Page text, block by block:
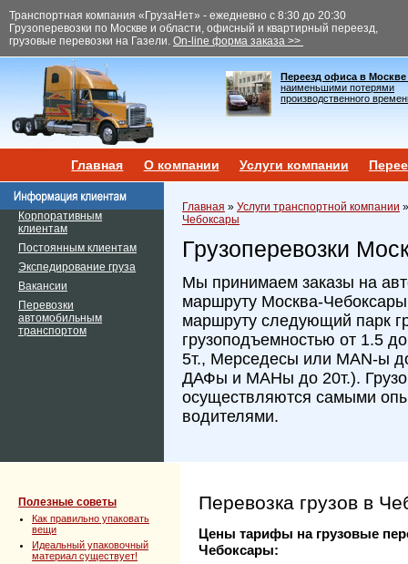
Транспортная компания «ГрузаНет» - ежедневно с 8:30 до 20:30
Грузоперевозки по Москве и области, офисный и квартирный переезд,
грузовые перевозки на Газели. On-line форма заказа >>
Переезд офиса в Москве
наименьшими потерями
производственного
Главная О компании Услуги компании
Корпоративным
клиентам
Постоянным клиентам
Экспедирование груза
Вакансии
Перевозки
автомобильным
транспортом
Главная » Услуги транспортной компании
Чебоксары
Грузоперевозки
Мы принимаем заказы на
маршруту Москва-
маршруту следующий парк
грузоподъемностью от 1.5
5т., Мерседесы или MAN-ы
ДАФы и МАНы до 20т.).
осуществляются самыми
водителями.
Полезные советы
Как правильно упаковать
вещи
Идеальный упаковочный
материал существует!
Перевозка грузов в
Цены тарифы на грузовые
Чебоксары: